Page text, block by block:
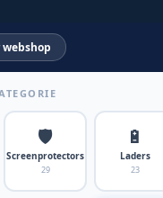
🛡️
Screenprotectors
29
🔋
Laders
23